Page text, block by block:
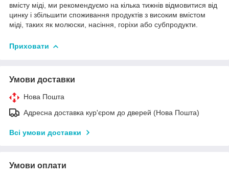
вмісту міді, ми рекомендуємо на кілька тижнів відмовитися від
цинку і збільшити споживання продуктів з високим вмістом
міді, таких як молюски, насіння, горіхи або субпродукти.
Приховати
Умови доставки
Нова Пошта
Адресна доставка кур'єром до дверей (Нова Пошта)
Всі умови доставки
Умови оплати